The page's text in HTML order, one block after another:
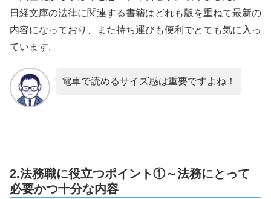
日経文庫の法律に関連する書籍はどれも版を重ねて最新の
内容になっており、また持ち運びも便利でとても気に入っ
ています。
電車で読めるサイズ感は重要ですよね！
2.法務職に役立つポイント①～法務にとって
必要かつ十分な内容